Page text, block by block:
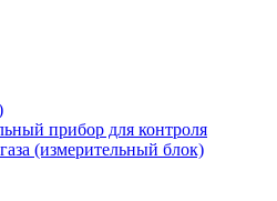
прибор для контроля
(измерительный блок)